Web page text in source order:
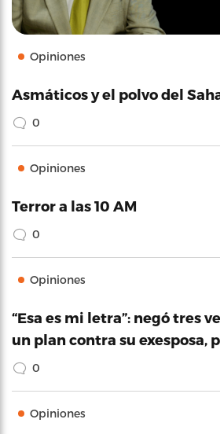
Opiniones
Asmáticos y el polvo del
0
Opiniones
Terror a las 10 AM
0
Opiniones
“Esa es mi letra”: negó tres
un plan contra su exesposa,
0
Opiniones